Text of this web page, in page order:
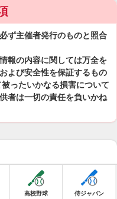
ず主催者発行のものと照合
報の内容に関しては万全を
よび安全性を保証するもの
ったいかなる損害について
者は一切の責任を負いかね
高校野球 侍ジャパン